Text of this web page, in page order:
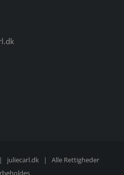
juliecarl.dk| Alle Rettigheder